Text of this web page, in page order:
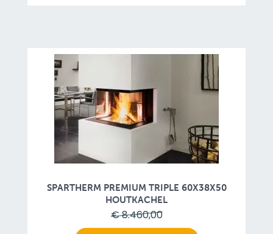
SPARTHERM PREMIUM TRIPLE 60X38X50
HOUTKACHEL
€ 8.460,00